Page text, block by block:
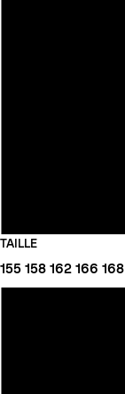
TAILLE
155 158 162 166 168